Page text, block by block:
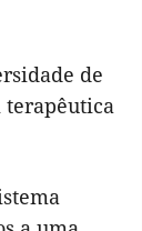
de
terapêutica